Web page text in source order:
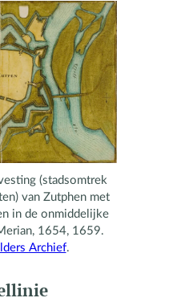
(stadsomtrek
van Zutphen met
in de onmiddelijke
1654, 1659.
Archief.